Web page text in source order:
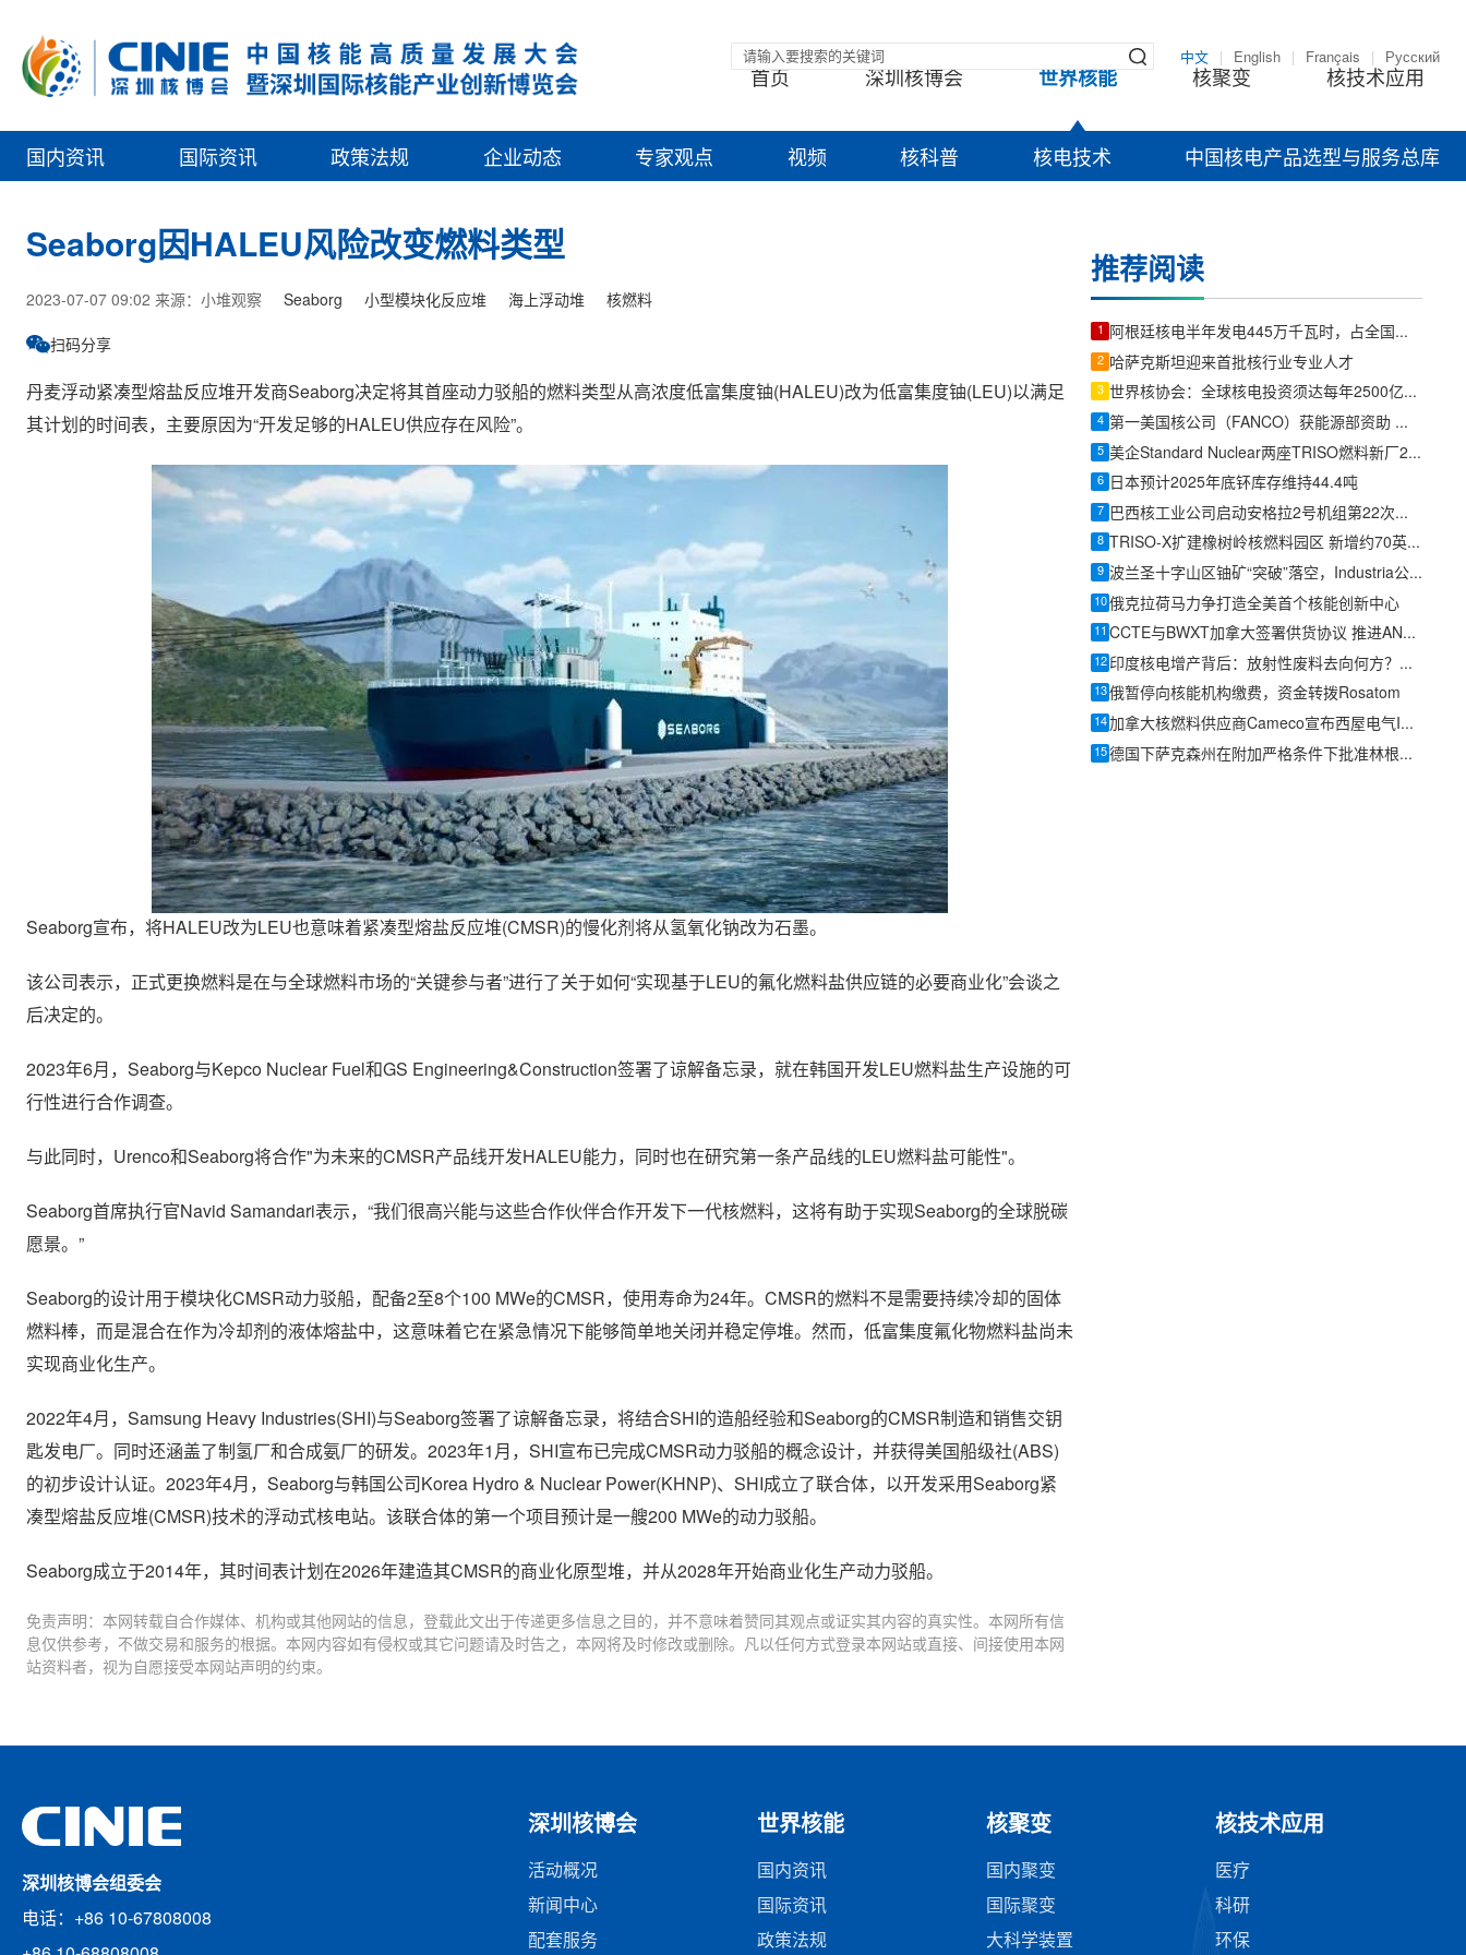
中文 English Français Русский
首页 深圳核博会 世界核能 核聚变 核技术应用
国内资讯 国际资讯 政策法规 企业动态 专家观点 视频 核科普 核电技术 中国核电产品选型与服务总库
Seaborg因HALEU风险改变燃料类型
2023-07-07 09:02 来源：小堆观察 Seaborg 小型模块化反应堆 海上浮动堆 核燃料
扫码分享
丹麦浮动紧凑型熔盐反应堆开发商Seaborg决定将其首座动力驳船的燃料类型从高浓度低富集度铀(HALEU)改为低富集度铀(LEU)以满足
其计划的时间表，主要原因为“开发足够的HALEU供应存在风险”。
Seaborg宣布，将HALEU改为LEU也意味着紧凑型熔盐反应堆(CMSR)的慢化剂将从氢氧化钠改为石墨。
该公司表示，正式更换燃料是在与全球燃料市场的“关键参与者”进行了关于如何“实现基于LEU的氟化燃料盐供应链的必要商业化”会谈之
后决定的。
2023年6月，Seaborg与Kepco Nuclear Fuel和GS Engineering&Construction签署了谅解备忘录，就在韩国开发LEU燃料盐生产设施的可
行性进行合作调查。
与此同时，Urenco和Seaborg将合作"为未来的CMSR产品线开发HALEU能力，同时也在研究第一条产品线的LEU燃料盐可能性"。
Seaborg首席执行官Navid Samandari表示，“我们很高兴能与这些合作伙伴合作开发下一代核燃料，这将有助于实现Seaborg的全球脱碳
愿景。”
Seaborg的设计用于模块化CMSR动力驳船，配备2至8个100 MWe的CMSR，使用寿命为24年。CMSR的燃料不是需要持续冷却的固体
燃料棒，而是混合在作为冷却剂的液体熔盐中，这意味着它在紧急情况下能够简单地关闭并稳定停堆。然而，低富集度氟化物燃料盐尚未
实现商业化生产。
2022年4月，Samsung Heavy Industries(SHI)与Seaborg签署了谅解备忘录，将结合SHI的造船经验和Seaborg的CMSR制造和销售交钥
匙发电厂。同时还涵盖了制氢厂和合成氨厂的研发。2023年1月，SHI宣布已完成CMSR动力驳船的概念设计，并获得美国船级社(ABS)
的初步设计认证。2023年4月，Seaborg与韩国公司Korea Hydro & Nuclear Power(KHNP)、SHI成立了联合体，以开发采用Seaborg紧
凑型熔盐反应堆(CMSR)技术的浮动式核电站。该联合体的第一个项目预计是一艘200 MWe的动力驳船。
Seaborg成立于2014年，其时间表计划在2026年建造其CMSR的商业化原型堆，并从2028年开始商业化生产动力驳船。
免责声明：本网转载自合作媒体、机构或其他网站的信息，登载此文出于传递更多信息之目的，并不意味着赞同其观点或证实其内容的真实性。本网所有信
息仅供参考，不做交易和服务的根据。本网内容如有侵权或其它问题请及时告之，本网将及时修改或删除。凡以任何方式登录本网站或直接、间接使用本网
站资料者，视为自愿接受本网站声明的约束。
推荐阅读
1 阿根廷核电半年发电445万千瓦时，占全国电力7%以上、满足600万人居民用电
2 哈萨克斯坦迎来首批核行业专业人才
3 世界核协会：全球核电投资须达每年2500亿美元，方能支撑2050年三倍装机目标
4 第一美国核公司（FANCO）获能源部资助 加速新型核反应堆研发
5 美企Standard Nuclear两座TRISO燃料新厂2026年内投产，美国独立产能再扩容
6 日本预计2025年底钚库存维持44.4吨
7 巴西核工业公司启动安格拉2号机组第22次换料燃料生产
8 TRISO-X扩建橡树岭核燃料园区 新增约70英亩土地
9 波兰圣十字山区铀矿“突破”落空，Industria公布加方实验室结果叫停勘探
10 俄克拉荷马力争打造全美首个核能创新中心
11 CCTE与BWXT加拿大签署供货协议 推进ANEEL燃料商用示范
12 印度核电增产背后：放射性废料去向何方？政府首度在议会详解管理流程
13 俄暂停向核能机构缴费，资金转拨Rosatom
14 加拿大核燃料供应商Cameco宣布西屋电气IPO计划
15 德国下萨克森州在附加严格条件下批准林根厂生产俄设计VVER核燃料
深圳核博会组委会
电话：+86 10-67808008
深圳核博会
活动概况
新闻中心
配套服务
世界核能
国内资讯
国际资讯
政策法规
核聚变
国内聚变
国际聚变
大科学装置
核技术应用
医疗
科研
环保